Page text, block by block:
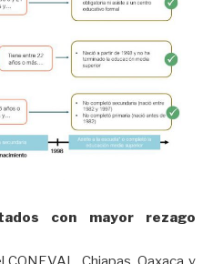
con mayor rezago